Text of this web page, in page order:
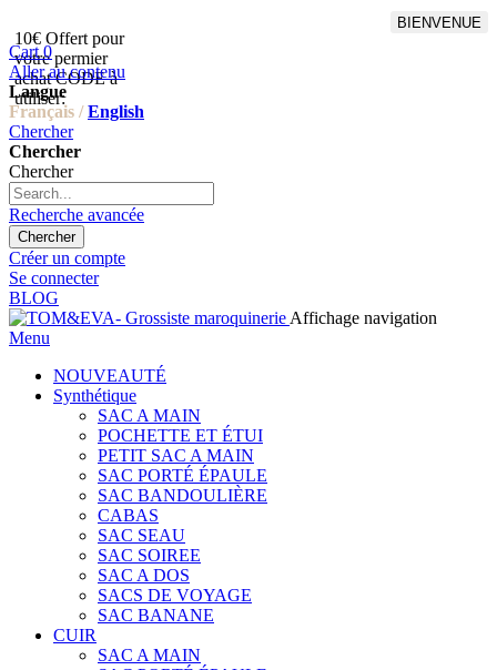
10€ Offert pour
votre permier
achat CODE à
utiliser:
BIENVENUE
Cart 0
Aller au contenu
Langue
Français / English
Chercher
Chercher
Chercher
Recherche avancée
Chercher
Créer un compte
Se connecter
BLOG
Affichage navigation
Menu
NOUVEAUTÉ
Synthétique
SAC A MAIN
POCHETTE ET ÉTUI
PETIT SAC A MAIN
SAC PORTÉ ÉPAULE
SAC BANDOULIÈRE
CABAS
SAC SEAU
SAC SOIREE
SAC A DOS
SACS DE VOYAGE
SAC BANANE
CUIR
SAC A MAIN